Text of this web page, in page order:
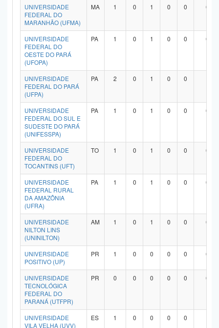
UNIVERSIDADE
FEDERAL DO
MARANHÃO (UFMA)
MA 1 0 1 0 0 0
UNIVERSIDADE
FEDERAL DO
OESTE DO PARÁ
(UFOPA)
PA 1 0 1 0 0 0
UNIVERSIDADE
FEDERAL DO PARÁ
(UFPA)
PA 2 0 1 0 0
UNIVERSIDADE
FEDERAL DO SUL E
SUDESTE DO PARÁ
(UNIFESSPA)
PA 1 0 1 0 0 0
UNIVERSIDADE
FEDERAL DO
TOCANTINS (UFT)
TO 1 0 1 0 0 0
UNIVERSIDADE
FEDERAL RURAL
DA AMAZÔNIA
(UFRA)
PA 1 0 1 0 0 0
UNIVERSIDADE
NILTON LINS
(UNINILTON)
AM 1 0 1 0 0 0
UNIVERSIDADE
POSITIVO (UP)
PR 1 0 0 0 0 0
UNIVERSIDADE
TECNOLÓGICA
FEDERAL DO
PARANÁ (UTFPR)
PR 0 0 0 0 0 0
UNIVERSIDADE
VILA VELHA (UVV)
ES 1 0 0 0 0